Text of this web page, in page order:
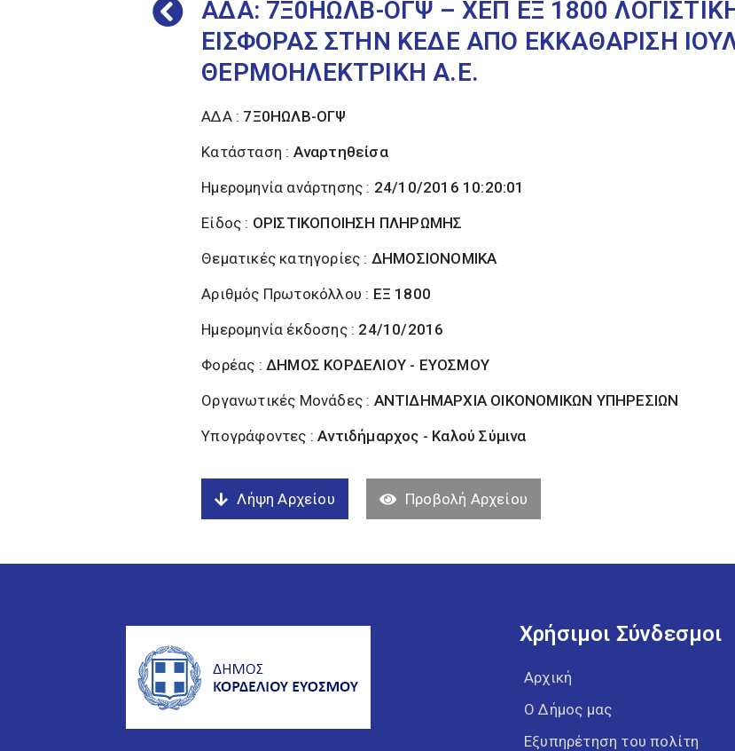
ΑΔΑ: 7Ξ0ΗΩΛΒ-ΟΓΨ – ΧΕΠ ΕΞ 1800
ΕΙΣΦΟΡΑΣ ΣΤΗΝ ΚΕΔΕ ΑΠΟ ΕΚΚΑΘΑΡΙΣΗ
ΘΕΡΜΟΗΛΕΚΤΡΙΚΗ Α.Ε.
ΑΔΑ : 7Ξ0ΗΩΛΒ-ΟΓΨ
Κατάσταση : Αναρτηθείσα
Ημερομηνία ανάρτησης : 24/10/2016 10:20:01
Είδος : ΟΡΙΣΤΙΚΟΠΟΙΗΣΗ ΠΛΗΡΩΜΗΣ
Θεματικές κατηγορίες : ΔΗΜΟΣΙΟΝΟΜΙΚΑ
Αριθμός Πρωτοκόλλου : ΕΞ 1800
Ημερομηνία έκδοσης : 24/10/2016
Φορέας :ΔΗΜΟΣ ΚΟΡΔΕΛΙΟΥ - ΕΥΟΣΜΟΥ
Οργανωτικές Μονάδες : ΑΝΤΙΔΗΜΑΡΧΙΑ ΟΙΚΟΝΟΜΙΚΩΝ ΥΠΗΡΕΣΙΩΝ
Υπογράφοντες :Αντιδήμαρχος - Καλού Σύµινα
Λήψη Αρχείου Προβολή Αρχείου
Χρήσιμοι Σύνδεσμοι
Αρχική
Ο Δήμος μας
Εξυπηρέτηση του πολίτη